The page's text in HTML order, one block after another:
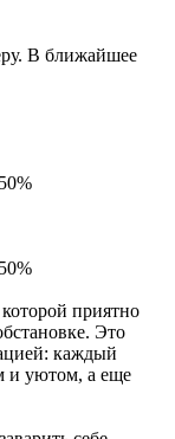
В ближайшее
приятно
Это
каждый
и уютом, а еще